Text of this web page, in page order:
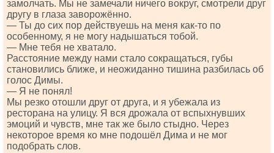
замолчать. Мы не замечали ничего вокруг, смотрели друг
другу в глаза заворожённо.
— Ты до сих пор действуешь на меня как-то по
особенному, я не могу надышаться тобой.
— Мне тебя не хватало.
Расстояние между нами стало сокращаться, губы
становились ближе, и неожиданно тишина разбилась об
голос Димы.
— Я не понял!
Мы резко отошли друг от друга, и я убежала из
ресторана на улицу. Я вся дрожала от вспыхнувших
эмоций и чувств, мне так же было стыдно. Через
некоторое время ко мне подошёл Дима и не мог
подобрать слов.